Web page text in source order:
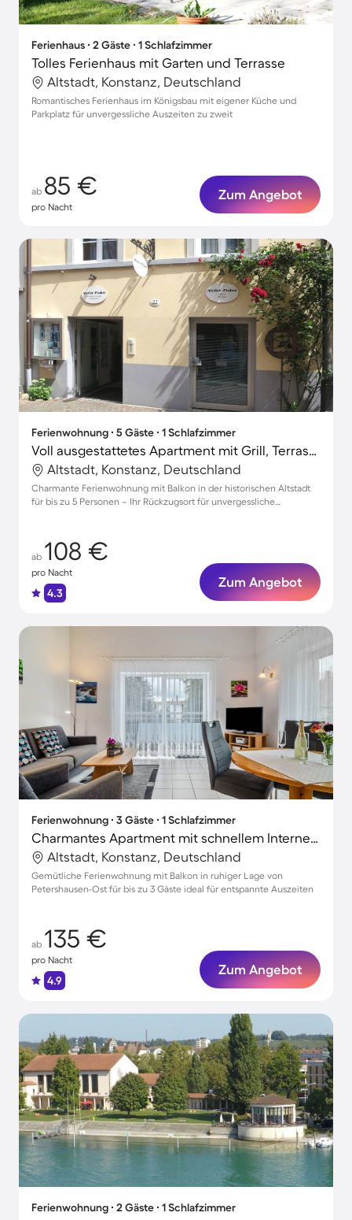
Ferienhaus ∙ 2 Gäste ∙ 1 Schlafzimmer
Tolles Ferienhaus mit Garten und Terrasse
Altstadt, Konstanz, Deutschland
Romantisches Ferienhaus im Königsbau mit eigener Küche und
Parkplatz für unvergessliche Auszeiten zu zweit
ab 85 €
pro Nacht
Zum Angebot
Ferienwohnung ∙ 5 Gäste ∙ 1 Schlafzimmer
Voll ausgestattetes Apartment mit Grill, Terrasse und schnellem Internet
Altstadt, Konstanz, Deutschland
Charmante Ferienwohnung mit Balkon in der historischen Altstadt
für bis zu 5 Personen – Ihr Rückzugsort für unvergessliche
ab 108 €
pro Nacht
4.3
Zum Angebot
Ferienwohnung ∙ 3 Gäste ∙ 1 Schlafzimmer
Charmantes Apartment mit schnellem Internet | Gartenblick | Strand in der Nähe
Altstadt, Konstanz, Deutschland
Gemütliche Ferienwohnung mit Balkon in ruhiger Lage von
Petershausen-Ost für bis zu 3 Gäste ideal für entspannte Auszeiten
ab 135 €
pro Nacht
4.9
Zum Angebot
Ferienwohnung ∙ 2 Gäste ∙ 1 Schlafzimmer